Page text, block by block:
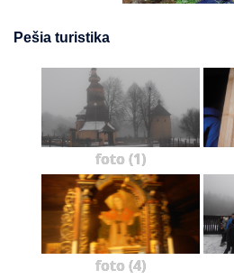
Pešia turistika
foto (1)
foto (4)